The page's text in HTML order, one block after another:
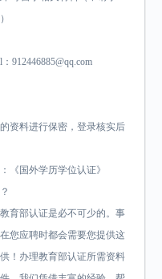
912446885@qq.com
资料进行保密，登录核实后
《国外学历学位认证》
育部认证是必不可少的。事
您应聘时都会需要您提供这
！办理教育部认证所需资料